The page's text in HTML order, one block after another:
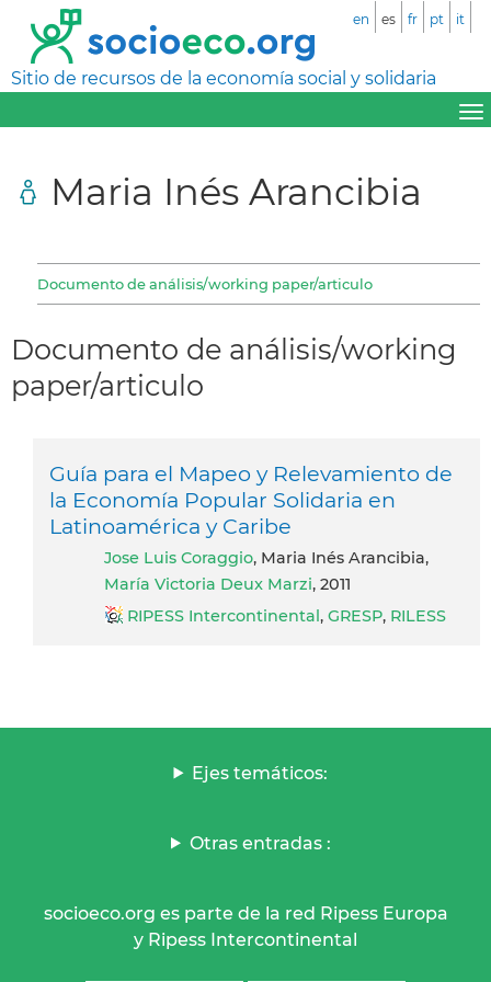
Sitio de recursos de la economía social y solidaria
en es fr pt it
Maria Inés Arancibia
Documento de análisis/working paper/articulo
Documento de análisis/working
paper/articulo
Guía para el Mapeo y Relevamiento de
la Economía Popular Solidaria en
Latinoamérica y Caribe
Jose Luis Coraggio, Maria Inés Arancibia,
María Victoria Deux Marzi, 2011
RIPESS Intercontinental, GRESP, RILESS
Ejes temáticos:
Otras entradas :
socioeco.org es parte de la red Ripess Europa
y Ripess Intercontinental